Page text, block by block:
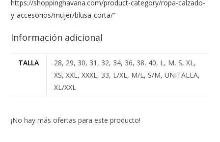
https://shoppinghavana.com/product-category/ropa-calzado-
y-accesorios/mujer/blusa-corta/”
Información adicional
TALLA
28, 29, 30, 31, 32, 34, 36, 38, 40, L, M, S, XL,
XS, XXL, XXXL, 33, L/XL, M/L, S/M, UNITALLA,
XL/XXL
¡No hay más ofertas para este producto!